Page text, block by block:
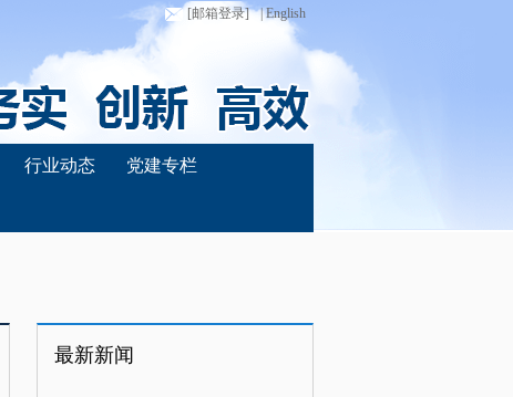
[邮箱登录] | English
行业动态 党建专栏
最新新闻